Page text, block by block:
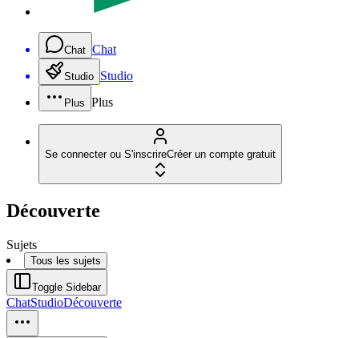
Chat Chat
Studio Studio
Plus Plus
Se connecter ou S'inscrireCréer un compte gratuit
Découverte
Sujets
Tous les sujets
Toggle Sidebar
ChatStudioDécouverte